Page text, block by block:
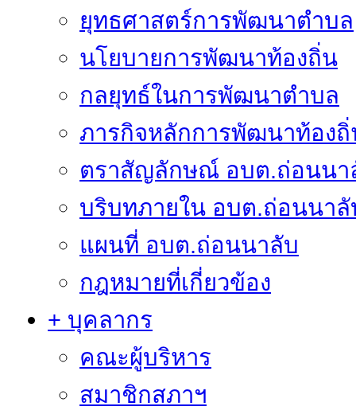
ยุทธศาสตร์การพัฒนาตำบล
นโยบายการพัฒนาท้องถิ่น
กลยุทธ์ในการพัฒนาตำบล
ภารกิจหลักการพัฒนาท้อง
ตราสัญลักษณ์ อบต.ถ่อนนา
บริบทภายใน อบต.ถ่อนนา
แผนที่ อบต.ถ่อนนาลับ
กฎหมายที่เกี่ยวข้อง
+ บุคลากร
คณะผู้บริหาร
สมาชิกสภาฯ